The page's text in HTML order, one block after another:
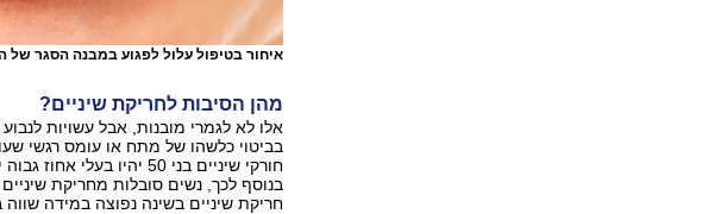
איחור בטיפול עלול לפגוע במבנה הסגר של
מהן הסיבות לחריקת שיניים?
אלו לא לגמרי מובנות, אבל עשויות
בביטוי כלשהו של מתח או עומס רגשי
חורקי שיניים בני 50 יהיו
בנוסף לכך, נשים סובלות מחריקת
חריקת שיניים בשינה נפוצה במידה שווה